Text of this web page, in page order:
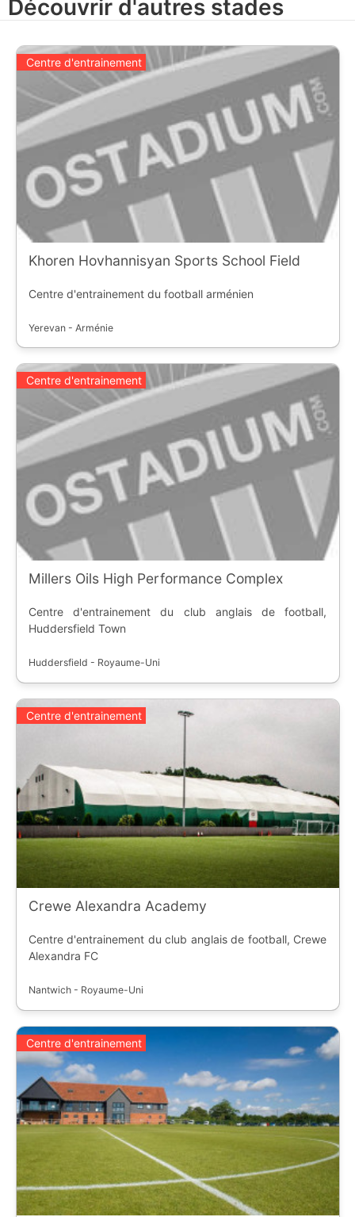
Découvrir d'autres stades
Centre d'entrainement
Khoren Hovhannisyan Sports School Field
Centre d'entrainement du football arménien
Yerevan - Arménie
Centre d'entrainement
Millers Oils High Performance Complex
Centre d'entrainement du club anglais de football,
Huddersfield Town
Huddersfield - Royaume-Uni
Centre d'entrainement
Crewe Alexandra Academy
Centre d'entrainement du club anglais de football, Crewe
Alexandra FC
Nantwich - Royaume-Uni
Centre d'entrainement